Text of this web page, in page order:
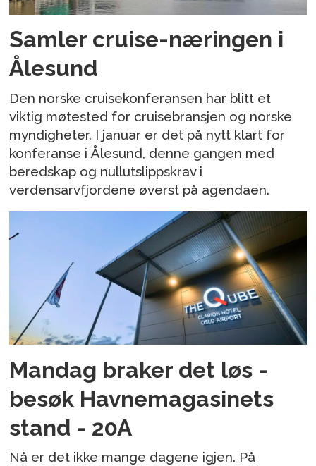
Samler cruise-næringen i
Ålesund
Den norske cruisekonferansen har blitt et
viktig møtested for cruisebransjen og norske
myndigheter. I januar er det på nytt klart for
konferanse i Ålesund, denne gangen med
beredskap og nullutslippskrav i
verdensarvfjordene øverst på agendaen.
Mandag braker det løs -
besøk Havnemagasinets
stand - 20A
Nå er det ikke mange dagene igjen. På